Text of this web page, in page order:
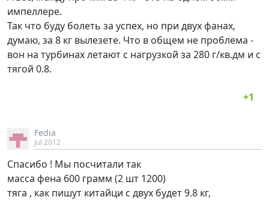
импеллере.
Так что буду болеть за успех, но при двух фанах,
думаю, за 8 кг вылезете. Что в общем не проблема -
вон на турбинах летают с нагрузкой за 280 г/кв.дм и с
тягой 0.8.
Fedia
Jul 2012
Спасибо ! Мы посчитали так
масса фена 600 грамм (2 шт 1200)
тяга , как пишут китайци с двух будет 9.8 кг,